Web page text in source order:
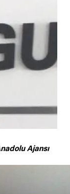
Ajansı